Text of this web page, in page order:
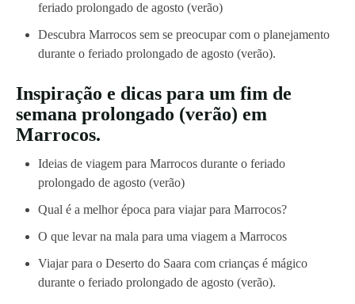
feriado prolongado de agosto (verão)
Descubra Marrocos sem se preocupar com o planejamento
durante o feriado prolongado de agosto (verão).
Inspiração e dicas para um fim de
semana prolongado (verão) em
Marrocos.
Ideias de viagem para Marrocos durante o feriado
prolongado de agosto (verão)
Qual é a melhor época para viajar para Marrocos?
O que levar na mala para uma viagem a Marrocos
Viajar para o Deserto do Saara com crianças é mágico
durante o feriado prolongado de agosto (verão).